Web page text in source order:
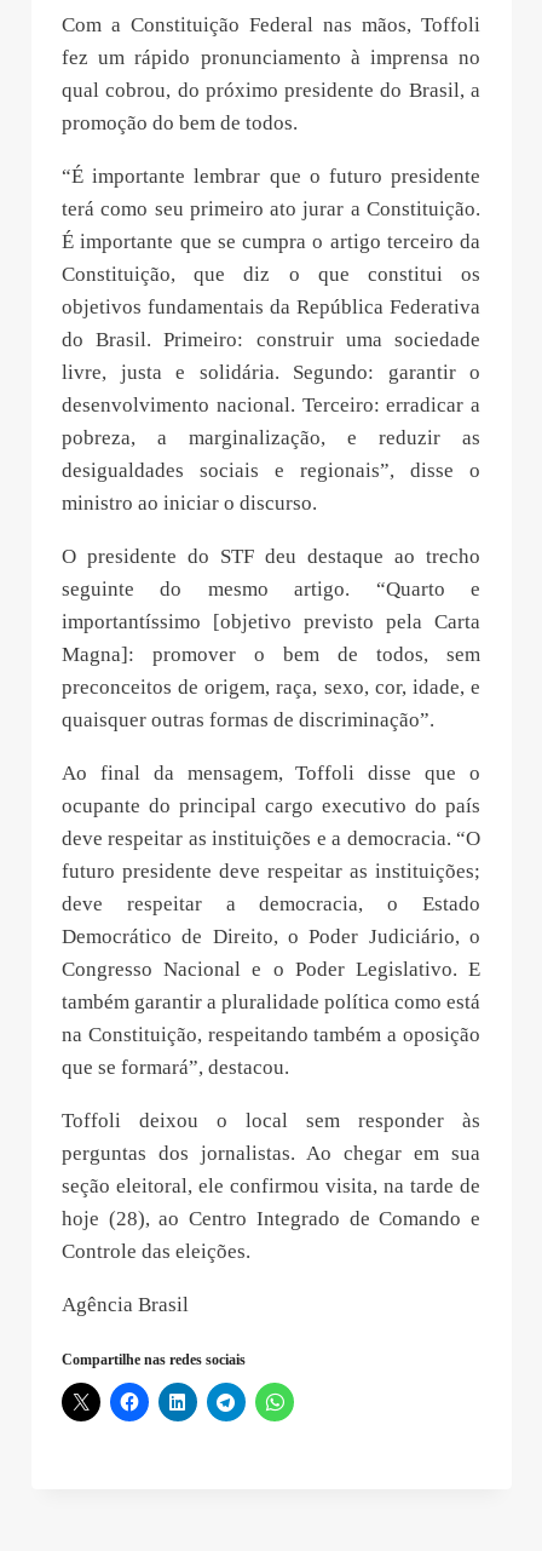
Com a Constituição Federal nas mãos, Toffoli
fez um rápido pronunciamento à imprensa no
qual cobrou, do próximo presidente do Brasil, a
promoção do bem de todos.
“É importante lembrar que o futuro presidente
terá como seu primeiro ato jurar a Constituição.
É importante que se cumpra o artigo terceiro da
Constituição, que diz o que constitui os
objetivos fundamentais da República Federativa
do Brasil. Primeiro: construir uma sociedade
livre, justa e solidária. Segundo: garantir o
desenvolvimento nacional. Terceiro: erradicar a
pobreza, a marginalização, e reduzir as
desigualdades sociais e regionais”, disse o
ministro ao iniciar o discurso.
O presidente do STF deu destaque ao trecho
seguinte do mesmo artigo. “Quarto e
importantíssimo [objetivo previsto pela Carta
Magna]: promover o bem de todos, sem
preconceitos de origem, raça, sexo, cor, idade, e
quaisquer outras formas de discriminação”.
Ao final da mensagem, Toffoli disse que o
ocupante do principal cargo executivo do país
deve respeitar as instituições e a democracia. “O
futuro presidente deve respeitar as instituições;
deve respeitar a democracia, o Estado
Democrático de Direito, o Poder Judiciário, o
Congresso Nacional e o Poder Legislativo. E
também garantir a pluralidade política como está
na Constituição, respeitando também a oposição
que se formará”, destacou.
Toffoli deixou o local sem responder às
perguntas dos jornalistas. Ao chegar em sua
seção eleitoral, ele confirmou visita, na tarde de
hoje (28), ao Centro Integrado de Comando e
Controle das eleições.
Agência Brasil
Compartilhe nas redes sociais